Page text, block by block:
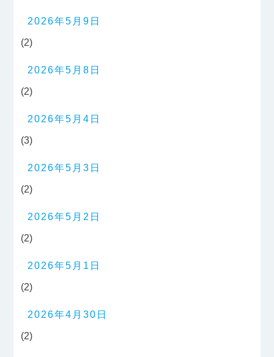
2026年5月9日
(2)
2026年5月8日
(2)
2026年5月4日
(3)
2026年5月3日
(2)
2026年5月2日
(2)
2026年5月1日
(2)
2026年4月30日
(2)